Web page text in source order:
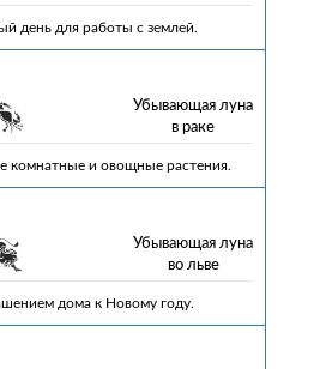
день для работы с землей.
Убывающая луна
в раке
комнатные и овощные растения.
Убывающая луна
во льве
дома к Новому году.